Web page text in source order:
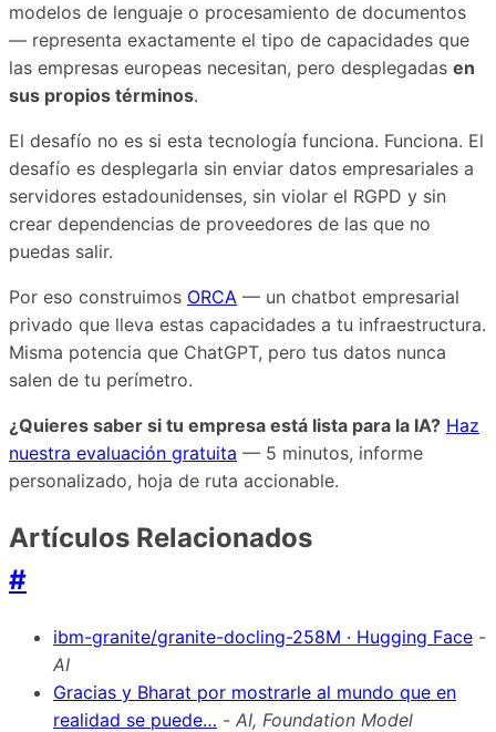
modelos de lenguaje o procesamiento de documentos
— representa exactamente el tipo de capacidades que
las empresas europeas necesitan, pero desplegadas en
sus propios términos.
El desafío no es si esta tecnología funciona. Funciona. El
desafío es desplegarla sin enviar datos empresariales a
servidores estadounidenses, sin violar el RGPD y sin
crear dependencias de proveedores de las que no
puedas salir.
Por eso construimos ORCA — un chatbot empresarial
privado que lleva estas capacidades a tu infraestructura.
Misma potencia que ChatGPT, pero tus datos nunca
salen de tu perímetro.
¿Quieres saber si tu empresa está lista para la IA? Haz
nuestra evaluación gratuita — 5 minutos, informe
personalizado, hoja de ruta accionable.
Artículos Relacionados
#
ibm-granite/granite-docling-258M · Hugging Face -
AI
Gracias y Bharat por mostrarle al mundo que en
realidad se puede… - AI, Foundation Model